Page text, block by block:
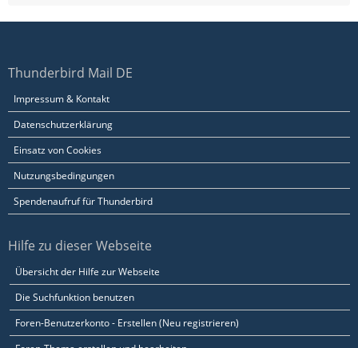
Thunderbird Mail DE
Impressum & Kontakt
Datenschutzerklärung
Einsatz von Cookies
Nutzungsbedingungen
Spendenaufruf für Thunderbird
Hilfe zu dieser Webseite
Übersicht der Hilfe zur Webseite
Die Suchfunktion benutzen
Foren-Benutzerkonto - Erstellen (Neu registrieren)